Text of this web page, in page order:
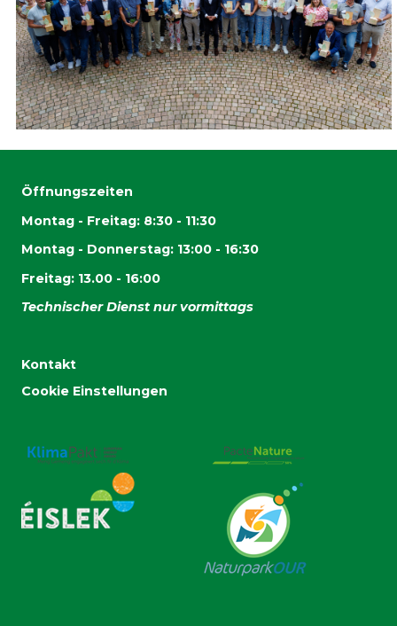
Öffnungszeiten
Montag - Freitag: 8:30 - 11:30
Montag - Donnerstag: 13:00 - 16:30
Freitag: 13.00 - 16:00
Technischer Dienst nur vormittags
Kontakt
Cookie Einstellungen